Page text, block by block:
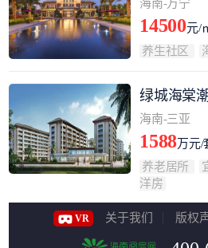
海南-万宁
14500元/
养生社区
绿城海棠
海南-三亚
1588万元/
养老居所
洋房
VR 关于我们 版权